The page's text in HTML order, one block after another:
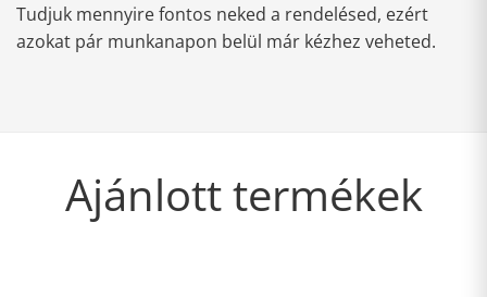
Tudjuk mennyire fontos neked a rendelésed, ezért
azokat pár munkanapon belül már kézhez veheted.
Ajánlott termékek